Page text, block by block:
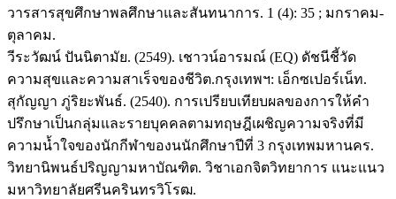
วารสารสุขศึกษาพลศึกษาและสันทนาการ. 1 (4): 35 ; มกราคม-
ตุลาคม.
วีระวัฒน์ ปันนิตามัย. (2549). เชาวน์อารมณ์ (EQ) ดัชนีชี้วัด
ความสุขและความสาเร็จของชีวิต.กรุงเทพฯ: เอ็กซเปอร์เน็ท.
สุกัญญา ภู่ริยะพันธ์. (2540). การเปรียบเทียบผลของการให้คำ
ปรึกษาเป็นกลุ่มและรายบุคคลตามทฤษฎีเผชิญความจริงที่มี
ความน้ำใจของนักกีฬาของนนักศึกษาปีที่ 3 กรุงเทพมหานคร.
วิทยานิพนธ์ปริญญามหาบัณฑิต. วิชาเอกจิตวิทยาการ แนะแนว
มหาวิทยาลัยศรีนครินทรวิโรฒ.